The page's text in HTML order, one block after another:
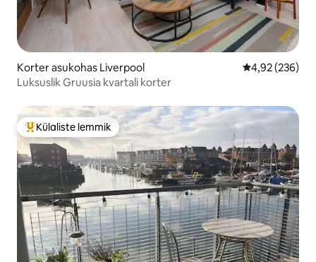
Korter asukohas Liverpool Keskmine
4,92 (236)
Luksuslik Gruusia kvartali korter
Külaliste suur lemmik
Külaliste lemmik